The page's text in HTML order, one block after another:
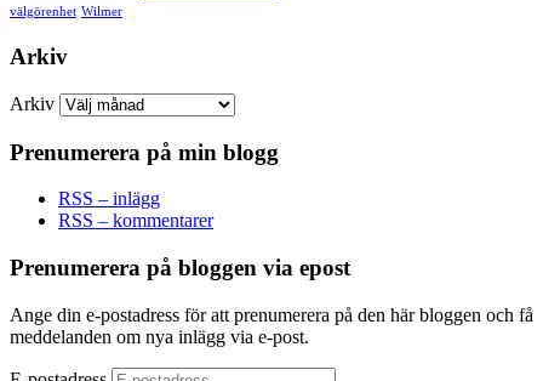
välgörenhet Wilmer
Arkiv
Arkiv
Prenumerera på min blogg
RSS – inlägg
RSS – kommentarer
Prenumerera på bloggen via epost
Ange din e-postadress för att prenumerera på den här bloggen och få
meddelanden om nya inlägg via e-post.